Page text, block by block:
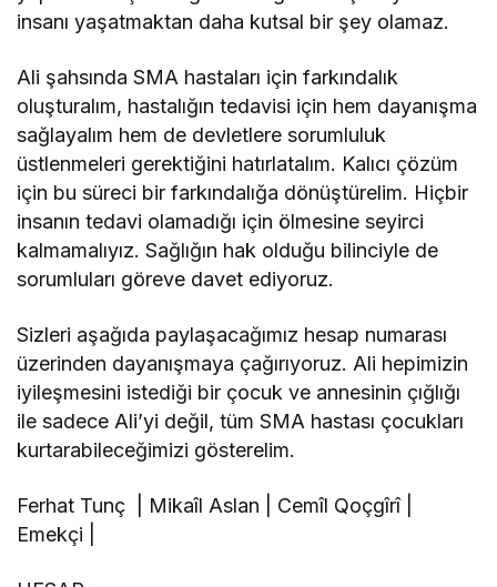
insanı yaşatmaktan daha kutsal bir şey olamaz.
Ali şahsında SMA hastaları için farkındalık
oluşturalım, hastalığın tedavisi için hem dayanışma
sağlayalım hem de devletlere sorumluluk
üstlenmeleri gerektiğini hatırlatalım. Kalıcı çözüm
için bu süreci bir farkındalığa dönüştürelim. Hiçbir
insanın tedavi olamadığı için ölmesine seyirci
kalmamalıyız. Sağlığın hak olduğu bilinciyle de
sorumluları göreve davet ediyoruz.
Sizleri aşağıda paylaşacağımız hesap numarası
üzerinden dayanışmaya çağırıyoruz. Ali hepimizin
iyileşmesini istediği bir çocuk ve annesinin çığlığı
ile sadece Ali’yi değil, tüm SMA hastası çocukları
kurtarabileceğimizi gösterelim.
Ferhat Tunç | Mikaîl Aslan | Cemîl Qoçgîrî |
Emekçi |